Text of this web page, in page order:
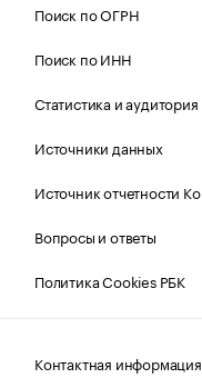
Поиск по ОГРН
Поиск по ИНН
Статистика и аудитория
Источники данных
Источник отчетности
Вопросы и ответы
Политика Cookies РБК
Контактная информация